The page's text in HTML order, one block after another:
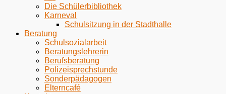
Die Schülerbibliothek
Karneval
Schulsitzung in der Stadthalle
Beratung
Schulsozialarbeit
Beratungslehrerin
Berufsberatung
Polizeisprechstunde
Sonderpädagogen
Elterncafé